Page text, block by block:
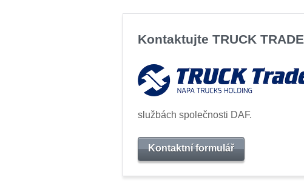
Kontaktujte TRUCK TRADE
službách společnosti DAF.
Kontaktní formulář